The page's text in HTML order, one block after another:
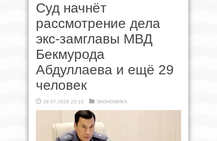
Суд начнёт
рассмотрение дела
экс-замглавы МВД
Бекмурода
Абдуллаева и ещё 29
человек
28.07.2026 23:10 ЭКОНОМИКА